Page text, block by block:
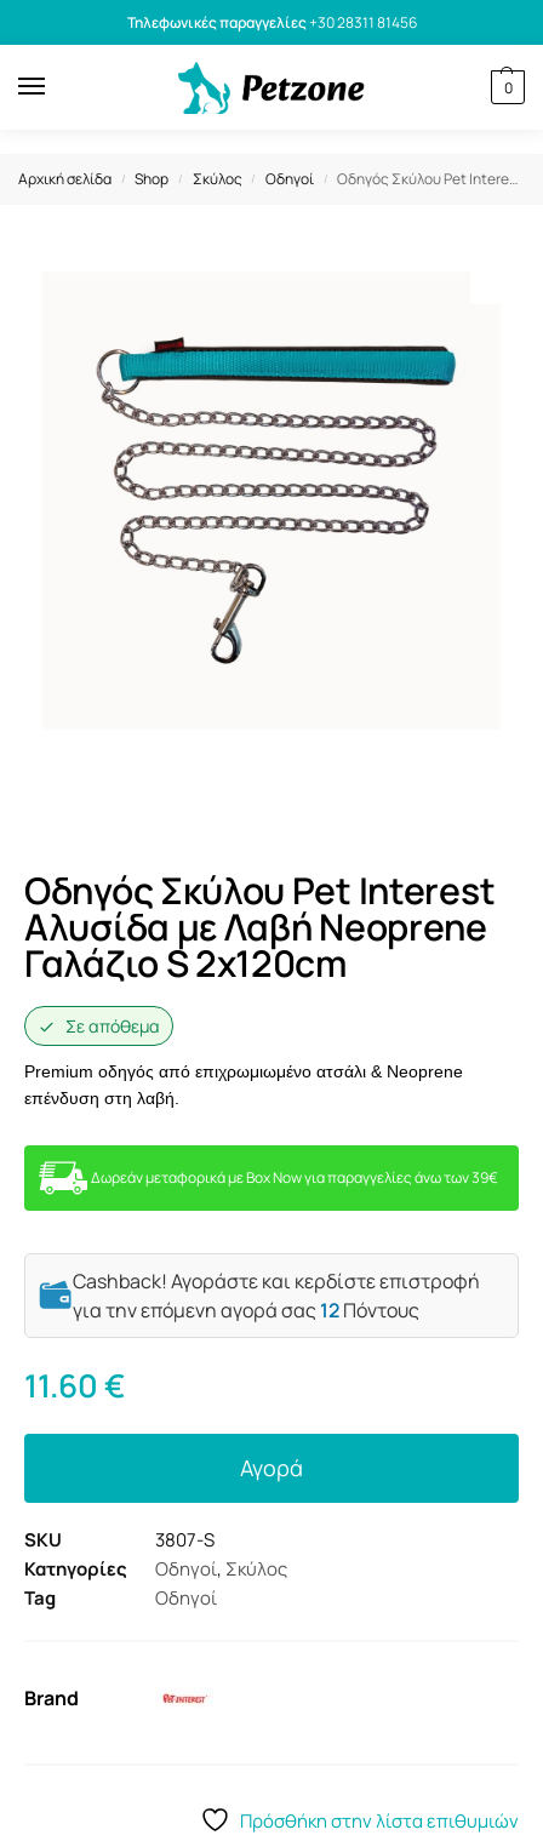
Τηλεφωνικές παραγγελίες+30 28311 81456
0
Αρχική σελίδα / Shop / Σκύλος / Οδηγοί / Οδηγός Σκύλου Pet Interest Αλυσίδα με Λαβή Neoprene Γαλάζιο S 2x120cm
Οδηγός Σκύλου Pet Interest
Αλυσίδα με Λαβή Neoprene
Γαλάζιο S 2x120cm
Σε απόθεμα
Premium οδηγός από επιχρωμιωμένο ατσάλι & Νeoprene
επένδυση στη λαβή.
Δωρεάν μεταφορικά με Box Now για παραγγελίες άνω των 39€
Cashback! Αγοράστε και κερδίστε επιστροφή
για την επόμενη αγορά σας12Πόντους
11.60€
Αγορά
SKU
3807-S
Κατηγορίες
Οδηγοί, Σκύλος
Tag
Οδηγοί
Brand
Πρόσθήκη στην λίστα επιθυμιών